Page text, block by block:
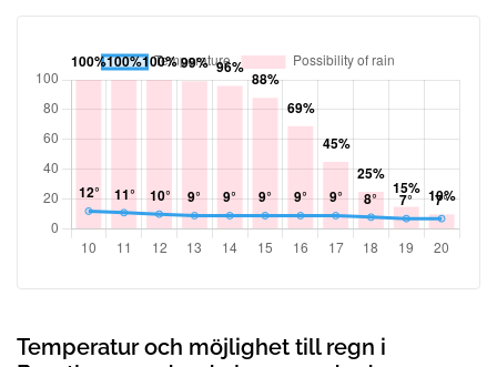
Temperatur och möjlighet till regn i